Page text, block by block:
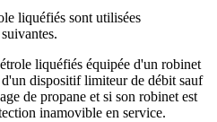
liquéfiés sont utilisées
liquéfiés équipée d'un robinet
dispositif limiteur de débit sauf
de propane et si son robinet est
inamovible en service.